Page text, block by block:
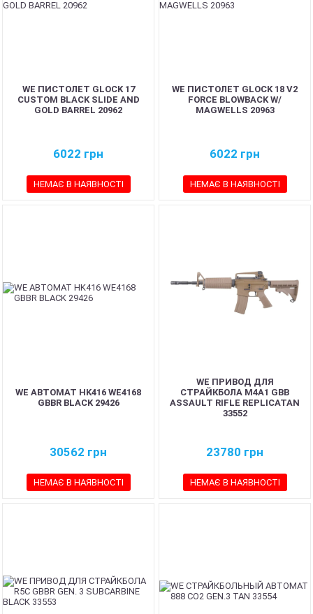
WE ПИСТОЛЕТ GLOCK 17
CUSTOM BLACK SLIDE AND
GOLD BARREL 20962
6022 грн
НЕМАЄ В НАЯВНОСТІ
WE ПИСТОЛЕТ GLOCK 18 V2
FORCE BLOWBACK W/
MAGWELLS 20963
6022 грн
НЕМАЄ В НАЯВНОСТІ
WE АВТОМАТ HK416 WE4168
GBBR BLACK 29426
30562 грн
НЕМАЄ В НАЯВНОСТІ
WE ПРИВОД ДЛЯ
СТРАЙКБОЛА M4A1 GBB
ASSAULT RIFLE REPLICATAN
33552
23780 грн
НЕМАЄ В НАЯВНОСТІ